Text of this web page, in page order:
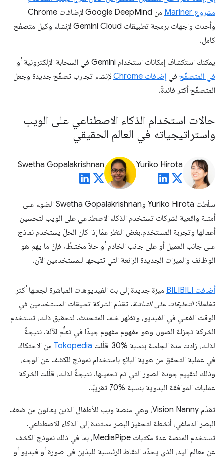
مشروع Mariner
من Google DeepMind لإضافات Chrome
وأحدث واجهات برمجة تطبيقات Gemini Cloud لإنشاء وكيل متصفّح
كامل.
يمكنك استكشاف إمكانات استخدام Gemini في السحابة الإلكترونية أو
في المتصفّح في إضافات Chrome
لإنشاء تجارب تصفّح جديدة وجعل
المتصفّح أكثر فائدةً.
حالات استخدام الذكاء الاصطناعي على الويب
واستراتيجياته في العالم الحقيقي
Yuriko Hirota
Swetha Gopalakrishnan
سلّطت Yuriko Hirota وSwetha Gopalakrishnan الضوء على
أمثلة واقعية لشركات تستخدم الذكاء الاصطناعي على الويب لتحسين
أعمالها وتجربة المستخدم.بغض النظر عمّا إذا كان الحلّ يستخدم نماذج
على جانب العميل أو على جانب الخادم أو حلاً مختلطًا، فإنّ ما يهم هو
الوظائف والميزات الجديدة الرائعة التي تتيحها للمستخدمين الآن.
أضافت BILIBILI
ميزة جديدة إلى بث الفيديوهات المباشرة لجعلها أكثر
تفاعلاً:التعليقات على الشاشة. تقدّم الشركة تعليقات المستخدمين في
الوقت الفعلي في الفيديو، وتظهر خلف المتحدث. لتحقيق ذلك، تستخدم
الشركة تجزئة الصور، وهو مفهوم مفهوم جيدًا في تعلُّم الآلة. نتيجةً
لذلك، زادت مدة الجلسة بنسبة %30. قلّلت
Tokopedia من الاحتكاك
في عملية التحقق من هوية البائع باستخدام نموذج للكشف عن الوجه،
وذلك لتقييم جودة الصور التي تم تحميلها. نتيجةً لذلك، قلّلت الشركة
عمليات الموافقة اليدوية بنسبة %70 تقريبًا.
تقدّم Vision Nanny، وهي منصة ويب للأطفال الذين يعانون من ضعف
البصر الدماغي، أنشطة لتحفيز البصر مستندة إلى الذكاء الاصطناعي.
تستخدم المنصة عدة مكتبات MediaPipe، بما في ذلك نموذج الكشف
عن معالم اليد، الذي يحدّد النقاط الرئيسية لليدَين في صورة أو فيديو أو